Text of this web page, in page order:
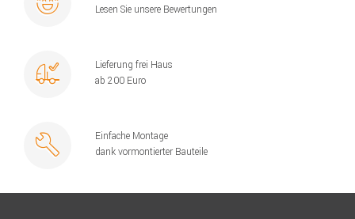
Lesen Sie unsere Bewertungen
Lieferung frei Haus
ab 200 Euro
Einfache Montage
dank vormontierter Bauteile